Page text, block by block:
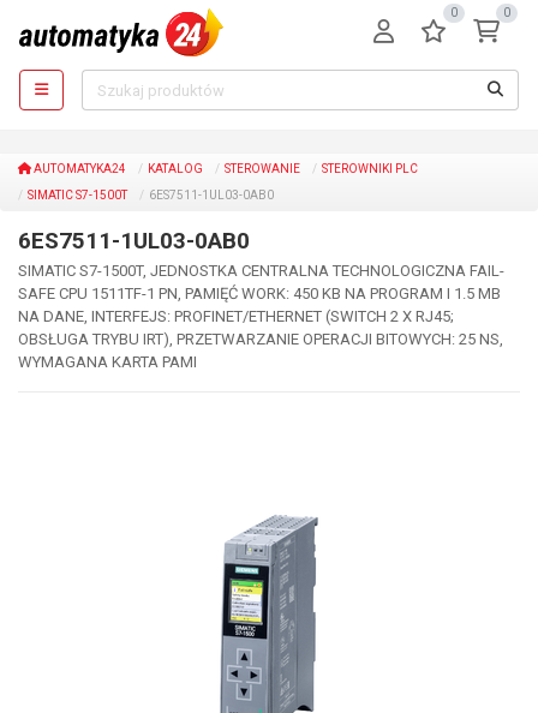
0 0
AUTOMATYKA24 KATALOG STEROWANIE
STEROWNIKI PLC
SIMATIC S7-1500T
6ES7511-1UL03-0AB0
6ES7511-1UL03-0AB0
SIMATIC S7-1500T, JEDNOSTKA CENTRALNA TECHNOLOGICZNA FAIL-
SAFE CPU 1511TF-1 PN, PAMIĘĆ WORK: 450 KB NA PROGRAM I 1.5 MB
NA DANE, INTERFEJS: PROFINET/ETHERNET (SWITCH 2 X RJ45;
OBSŁUGA TRYBU IRT), PRZETWARZANIE OPERACJI BITOWYCH: 25 NS,
WYMAGANA KARTA PAMI